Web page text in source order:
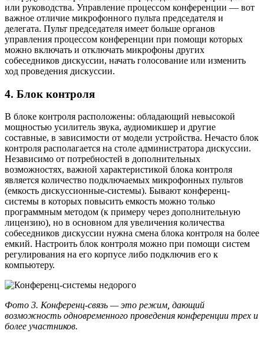
или руководства. Управление процессом конференции — вот
важное отличие микрофонного пульта председателя и
делегата. Пульт председателя имеет больше органов
управления процессом конференции при помощи которых
можно включать и отключать микрофоны других
собеседников дискуссии, начать голосование или изменить
ход проведения дискуссии.
4. Блок контроля
В блоке контроля расположены: обладающий невысокой
мощностью усилитель звука, аудиомикшер и другие
составные, в зависимости от модели устройства. Нечасто блок
контроля располагается на столе администратора дискуссии.
Независимо от потребностей в дополнительных
возможностях, важной характеристикой блока контроля
является количество подключаемых микрофонных пультов
(емкость дискуссионные-системы). Бывают конференц-
системы в которых повысить емкость можно только
программным методом (к примеру через дополнительную
лицензию), но в основном для увеличения количества
собеседников дискуссии нужна смена блока контроля на более
емкий. Настроить блок контроля можно при помощи систем
регулирования на его корпусе либо подключив его к
компьютеру.
Фото 3. Конференц-связь — это режим, дающий
возможность одновременного проведения конференции трех и
более участников.